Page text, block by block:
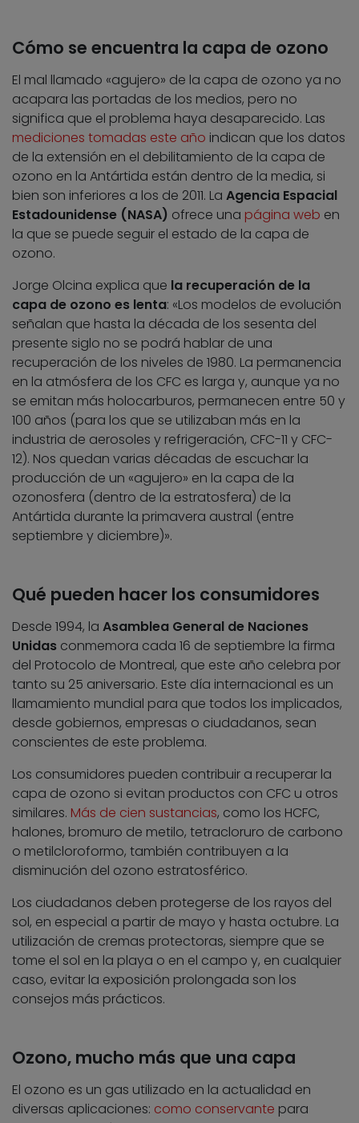
Cómo se encuentra la capa de ozono
El mal llamado «agujero» de la capa de ozono ya no
acapara las portadas de los medios, pero no
significa que el problema haya desaparecido. Las
mediciones tomadas este año indican que los datos
de la extensión en el debilitamiento de la capa de
ozono en la Antártida están dentro de la media, si
bien son inferiores a los de 2011. La Agencia Espacial
Estadounidense (NASA) ofrece una página web en
la que se puede seguir el estado de la capa de
ozono.
Jorge Olcina explica que la recuperación de la
capa de ozono es lenta: «Los modelos de evolución
señalan que hasta la década de los sesenta del
presente siglo no se podrá hablar de una
recuperación de los niveles de 1980. La permanencia
en la atmósfera de los CFC es larga y, aunque ya no
se emitan más holocarburos, permanecen entre 50 y
100 años (para los que se utilizaban más en la
industria de aerosoles y refrigeración, CFC-11 y CFC-
12). Nos quedan varias décadas de escuchar la
producción de un «agujero» en la capa de la
ozonosfera (dentro de la estratosfera) de la
Antártida durante la primavera austral (entre
septiembre y diciembre)».
Qué pueden hacer los consumidores
Desde 1994, la Asamblea General de Naciones
Unidas conmemora cada 16 de septiembre la firma
del Protocolo de Montreal, que este año celebra por
tanto su 25 aniversario. Este día internacional es un
llamamiento mundial para que todos los implicados,
desde gobiernos, empresas o ciudadanos, sean
conscientes de este problema.
Los consumidores pueden contribuir a recuperar la
capa de ozono si evitan productos con CFC u otros
similares. Más de cien sustancias, como los HCFC,
halones, bromuro de metilo, tetracloruro de carbono
o metilcloroformo, también contribuyen a la
disminución del ozono estratosférico.
Los ciudadanos deben protegerse de los rayos del
sol, en especial a partir de mayo y hasta octubre. La
utilización de cremas protectoras, siempre que se
tome el sol en la playa o en el campo y, en cualquier
caso, evitar la exposición prolongada son los
consejos más prácticos.
Ozono, mucho más que una capa
El ozono es un gas utilizado en la actualidad en
diversas aplicaciones: como conservante para